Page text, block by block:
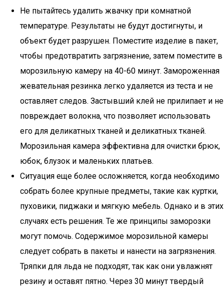
Не пытайтесь удалить жвачку при комнатной
температуре. Результаты не будут достигнуты, и
объект будет разрушен. Поместите изделие в пакет,
чтобы предотвратить загрязнение, затем поместите в
морозильную камеру на 40-60 минут. Замороженная
жевательная резинка легко удаляется из теста и не
оставляет следов. Застывший клей не прилипает и не
повреждает волокна, что позволяет использовать
его для деликатных тканей и деликатных тканей.
Морозильная камера эффективна для очистки брюк,
юбок, блузок и маленьких платьев.
Ситуация еще более осложняется, когда необходимо
собрать более крупные предметы, такие как куртки,
пуховики, пиджаки и мягкую мебель. Однако и в этих
случаях есть решения. Те же принципы заморозки
могут помочь. Содержимое морозильной камеры
следует собрать в пакеты и нанести на загрязнения.
Тряпки для льда не подходят, так как они увлажнят
резину и оставят пятно. Через 30 минут твердый